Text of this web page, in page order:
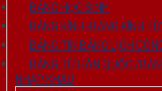
BẢNG HỌC SINH
BẢNG KÍNH -BẢNG KÍNH
BẢNG TIN BẢNG LỊCH
BẢNG TỪ HÀN QUỐC /
NHẬP KHẨU